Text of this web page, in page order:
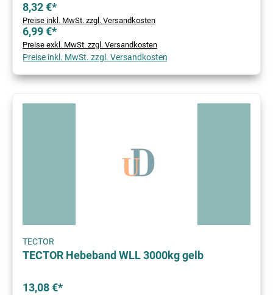
8,32 €*
Preise inkl. MwSt. zzgl. Versandkosten
6,99 €*
Preise exkl. MwSt. zzgl. Versandkosten
Preise inkl. MwSt. zzgl. Versandkosten
TECTOR
TECTOR Hebeband WLL 3000kg gelb
13,08 €*